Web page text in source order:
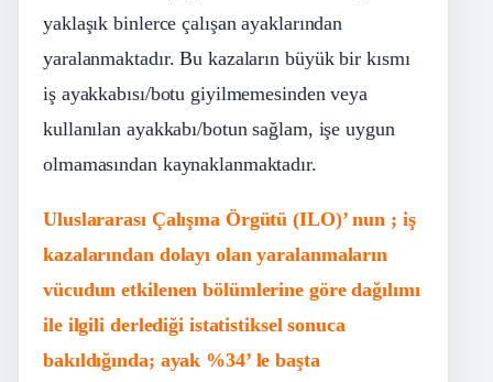
yaklaşık binlerce çalışan ayaklarından
yaralanmaktadır. Bu kazaların büyük bir kısmı
iş ayakkabısı/botu giyilmemesinden veya
kullanılan ayakkabı/botun sağlam, işe uygun
olmamasından kaynaklanmaktadır.
Uluslararası Çalışma Örgütü (ILO)’ nun ; iş
kazalarından dolayı olan yaralanmaların
vücudun etkilenen bölümlerine göre dağılımı
ile ilgili derlediği istatistiksel sonuca
bakıldığında; ayak %34’ le başta